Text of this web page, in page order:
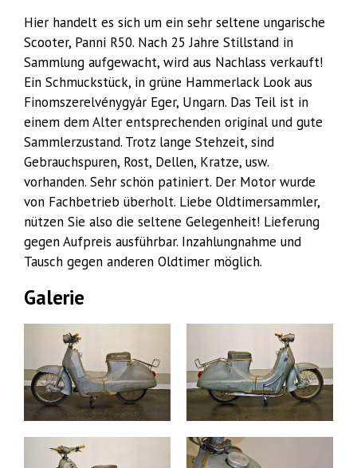
Hier handelt es sich um ein sehr seltene ungarische
Scooter, Panni R50. Nach 25 Jahre Stillstand in
Sammlung aufgewacht, wird aus Nachlass verkauft!
Ein Schmuckstück, in grüne Hammerlack Look aus
Finomszerelvénygyár Eger, Ungarn. Das Teil ist in
einem dem Alter entsprechenden original und gute
Sammlerzustand. Trotz lange Stehzeit, sind
Gebrauchspuren, Rost, Dellen, Kratze, usw.
vorhanden. Sehr schön patiniert. Der Motor wurde
von Fachbetrieb überholt. Liebe Oldtimersammler,
nützen Sie also die seltene Gelegenheit! Lieferung
gegen Aufpreis ausführbar. Inzahlungnahme und
Tausch gegen anderen Oldtimer möglich.
Galerie